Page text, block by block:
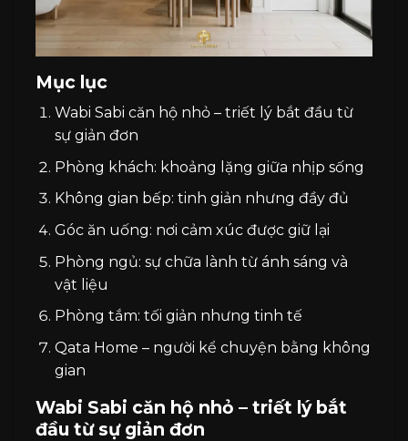
Mục lục
Wabi Sabi căn hộ nhỏ – triết lý bắt đầu từ
sự giản đơn
Phòng khách: khoảng lặng giữa nhịp sống
Không gian bếp: tinh giản nhưng đầy đủ
Góc ăn uống: nơi cảm xúc được giữ lại
Phòng ngủ: sự chữa lành từ ánh sáng và
vật liệu
Phòng tắm: tối giản nhưng tinh tế
Qata Home – người kể chuyện bằng không
gian
Wabi Sabi căn hộ nhỏ – triết lý bắt
đầu từ sự giản đơn